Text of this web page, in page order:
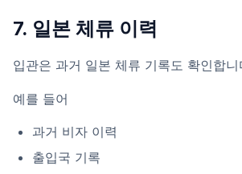
7. 일본 체류 이력
입관은 과거 일본 체류 기록도 확인합니
예를 들어
과거 비자 이력
출입국 기록